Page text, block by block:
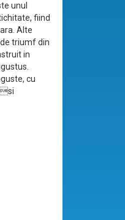
unul
fiind
Alte
triumf din
in
cu